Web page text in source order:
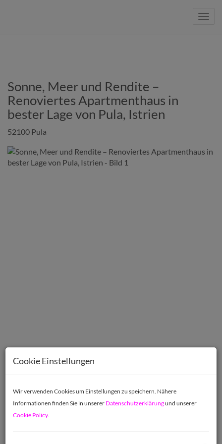
Sonne, Meer und Rendite –
Renoviertes Apartmenthaus in
bester Lage von Pula, Istrien
52100 Pula
Beschreibung
Willkommen in Ihrem neuen Traumhaus in Pula, einer der
Cookie Einstellungen
Wir verwenden Cookies um Einstellungen zu speichern. Nähere
Informationen finden Sie in unserer Datenschutzerklärungund unserer
Cookie Policy.